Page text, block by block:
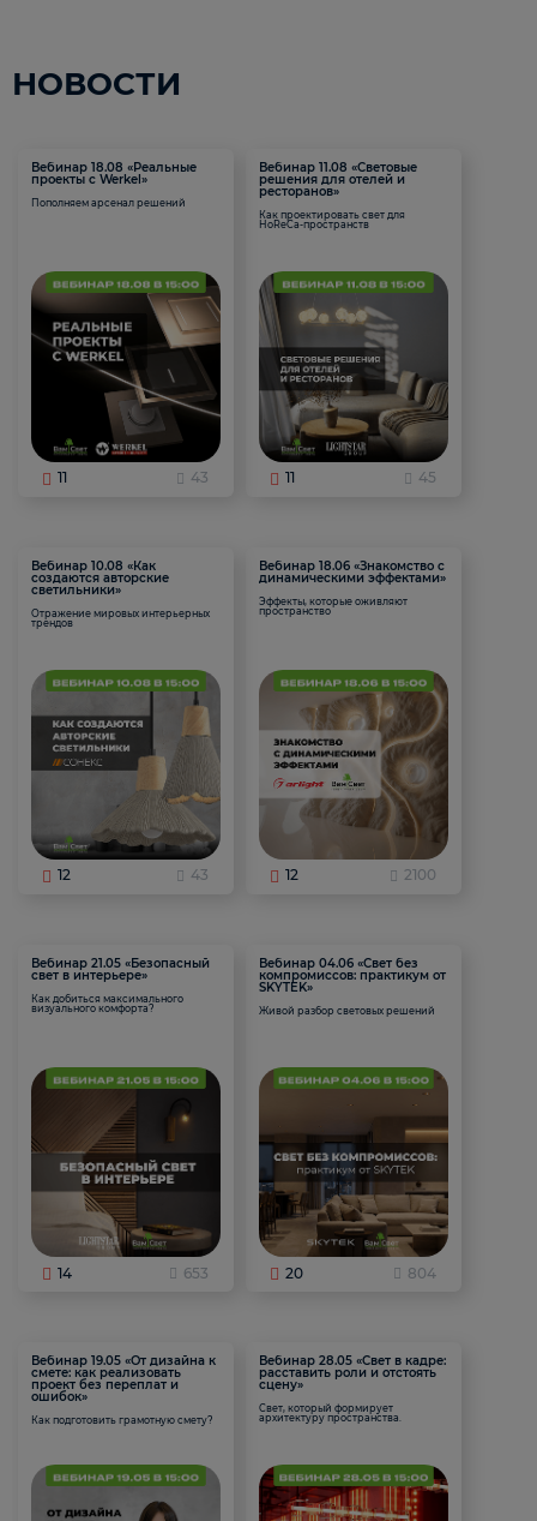
НОВОСТИ
Вебинар 18.08 «Реальные
проекты с Werkel»
Пополняем арсенал решений
11 43
Вебинар 11.08 «Световые
решения для отелей и
ресторанов»
Как проектировать свет для
HoReCa-пространств
11 45
Вебинар 10.08 «Как
создаются авторские
светильники»
Отражение мировых интерьерных
трендов
12 43
Вебинар 18.06 «Знакомство с
динамическими эффектами»
Эффекты, которые оживляют
пространство
12 2100
Вебинар 21.05 «Безопасный
свет в интерьере»
Как добиться максимального
визуального комфорта?
14 653
Вебинар 04.06 «Свет без
компромиссов: практикум от
SKYTEK»
Живой разбор световых решений
20 804
Вебинар 19.05 «От дизайна к
смете: как реализовать
проект без переплат и
ошибок»
Как подготовить грамотную смету?
Вебинар 28.05 «Свет в кадре:
расставить роли и отстоять
сцену»
Свет, который формирует
архитектуру пространства.